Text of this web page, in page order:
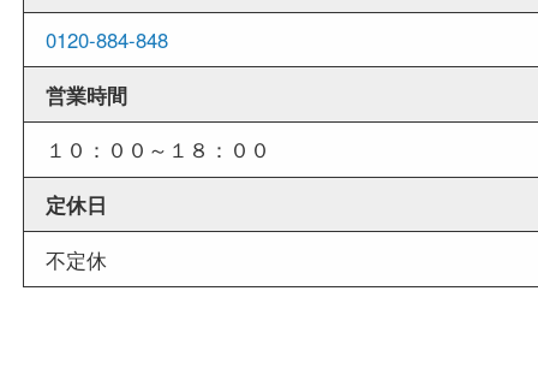
商品査定中の外出も出来ますので、査定中に用事
せていただくことも可能です。